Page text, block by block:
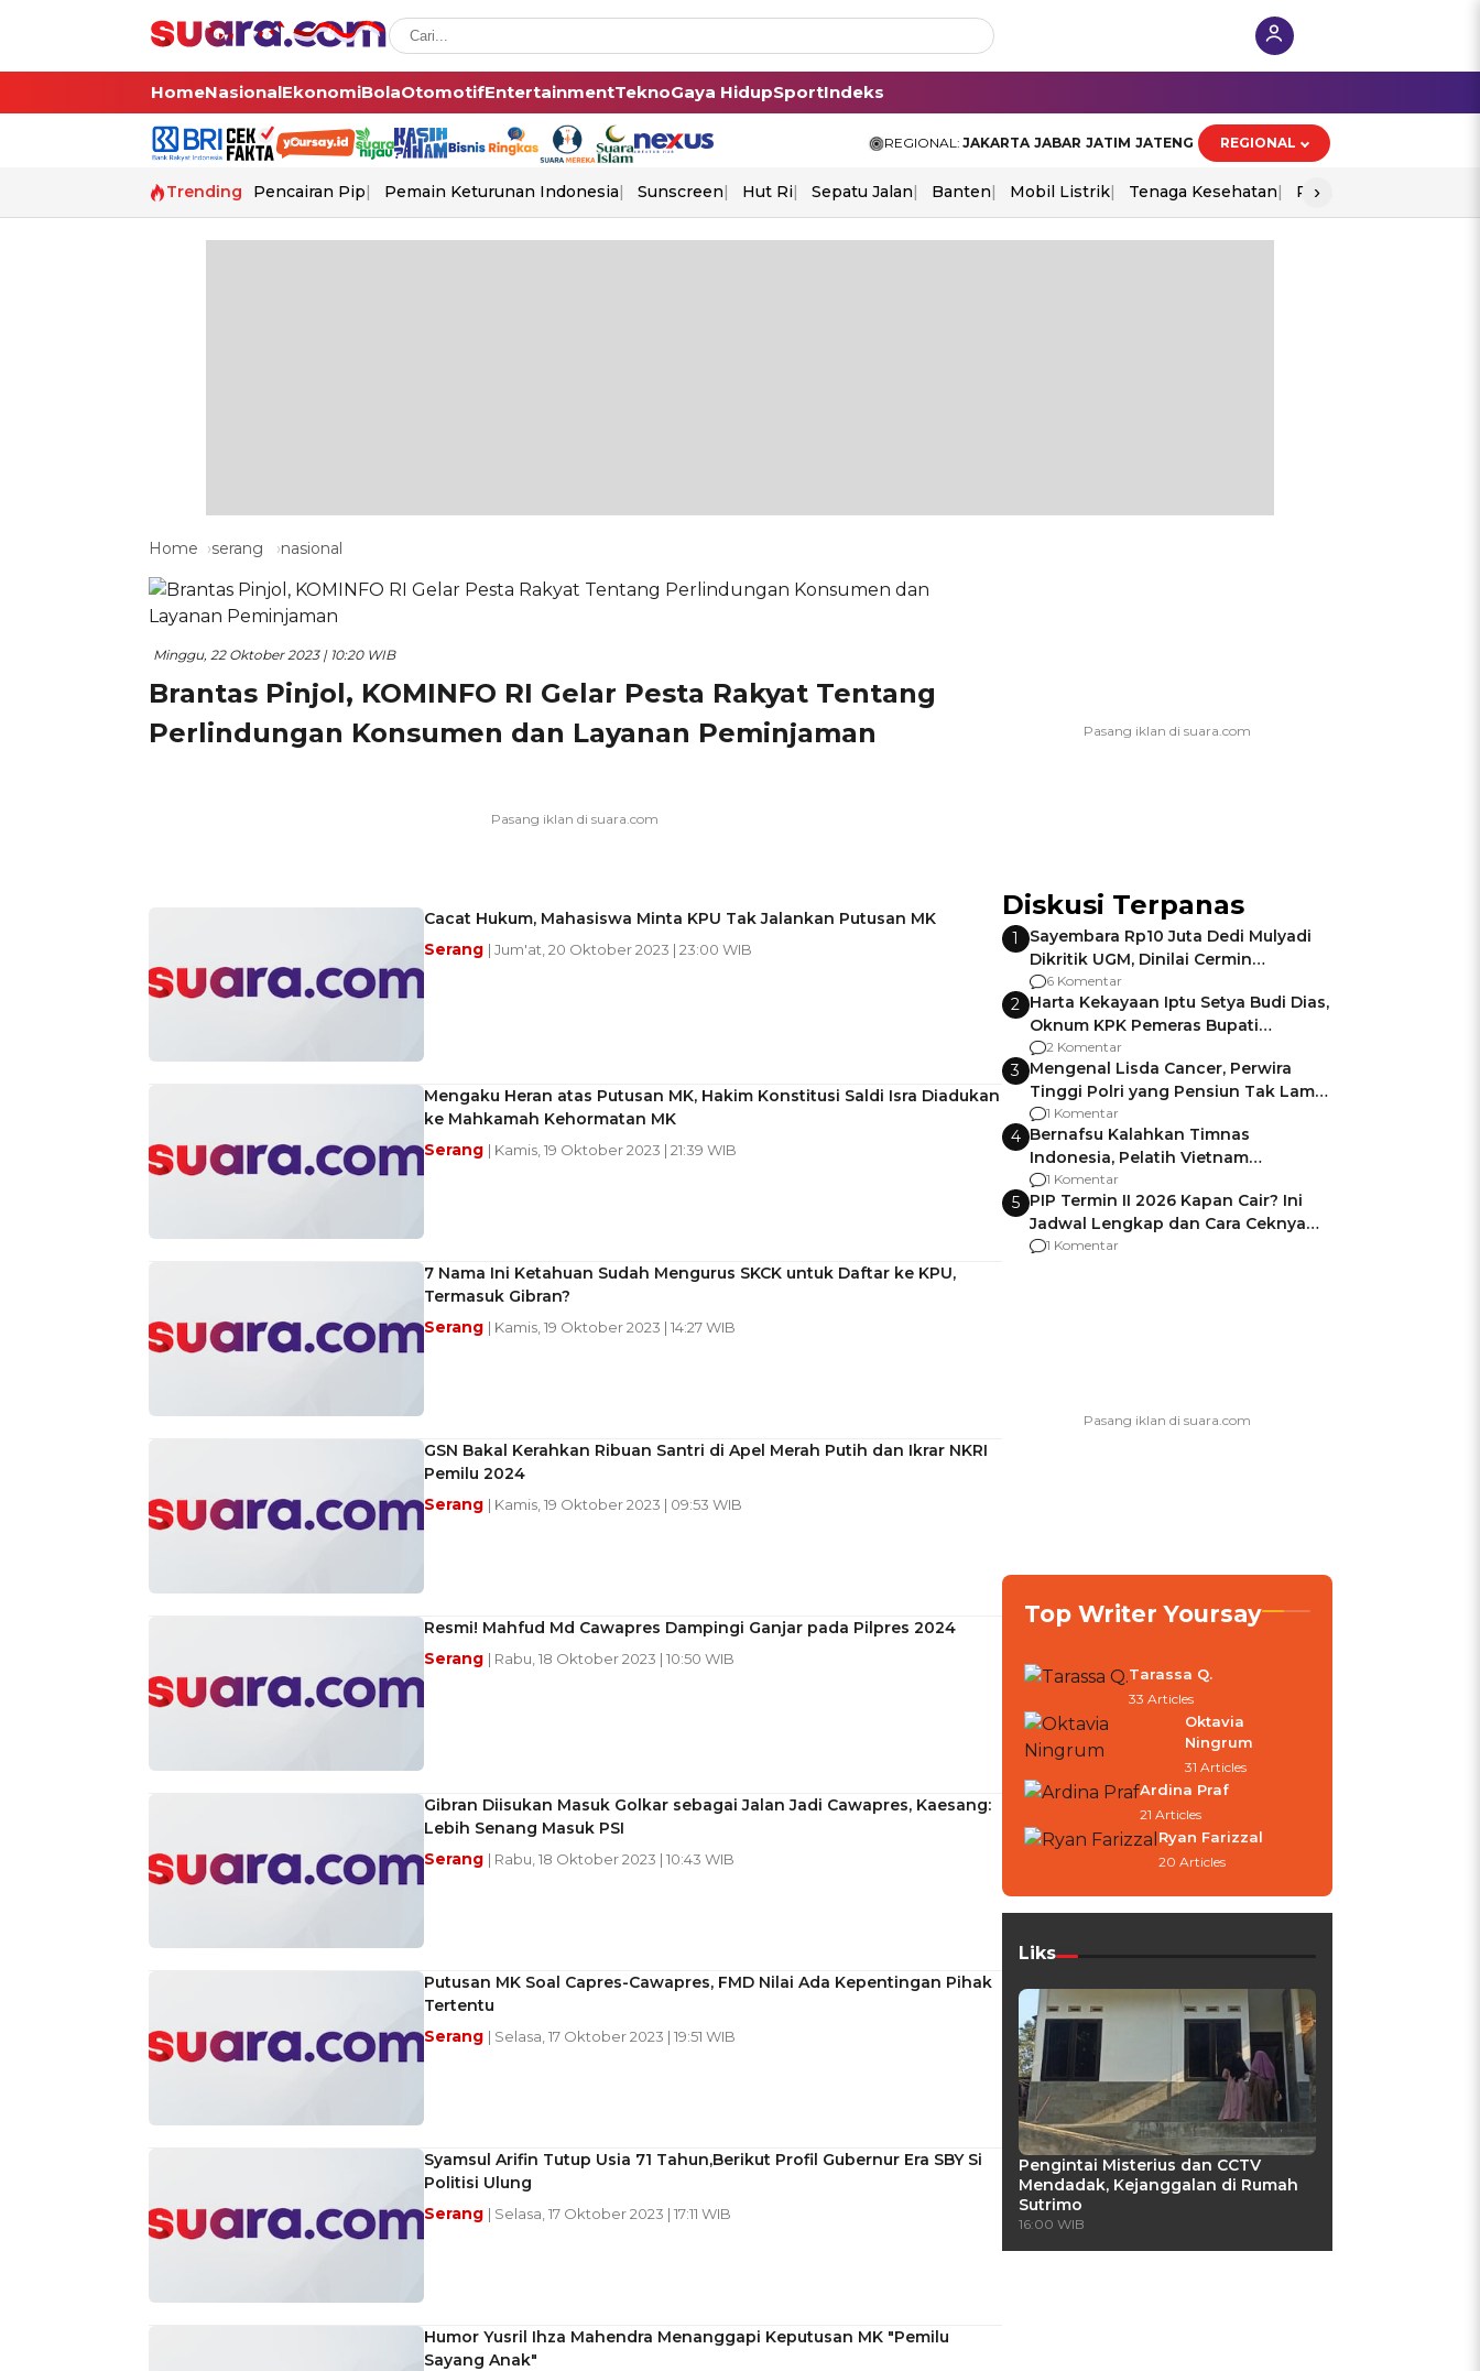
HomeNasionalEkonomiBolaOtomotifEntertainmentTeknoGaya HidupSportIndeks
REGIONAL: JAKARTA JABAR JATIM JATENG REGIONAL
Trending Pencairan Pip Pemain Keturunan Indonesia Sunscreen Hut Ri Sepatu Jalan Banten Mobil Listrik Tenaga Kesehatan Perang As-Iran
›
Home serang nasional
Minggu, 22 Oktober 2023 | 10:20 WIB
Brantas Pinjol, KOMINFO RI Gelar Pesta Rakyat Tentang
Perlindungan Konsumen dan Layanan Peminjaman
Cacat Hukum, Mahasiswa Minta KPU Tak Jalankan Putusan MK
Serang | Jum'at, 20 Oktober 2023 | 23:00 WIB
Mengaku Heran atas Putusan MK, Hakim Konstitusi Saldi Isra Diadukan
ke Mahkamah Kehormatan MK
Serang | Kamis, 19 Oktober 2023 | 21:39 WIB
7 Nama Ini Ketahuan Sudah Mengurus SKCK untuk Daftar ke KPU,
Termasuk Gibran?
Serang | Kamis, 19 Oktober 2023 | 14:27 WIB
GSN Bakal Kerahkan Ribuan Santri di Apel Merah Putih dan Ikrar NKRI
Pemilu 2024
Serang | Kamis, 19 Oktober 2023 | 09:53 WIB
Resmi! Mahfud Md Cawapres Dampingi Ganjar pada Pilpres 2024
Serang | Rabu, 18 Oktober 2023 | 10:50 WIB
Gibran Diisukan Masuk Golkar sebagai Jalan Jadi Cawapres, Kaesang:
Lebih Senang Masuk PSI
Serang | Rabu, 18 Oktober 2023 | 10:43 WIB
Putusan MK Soal Capres-Cawapres, FMD Nilai Ada Kepentingan Pihak
Tertentu
Serang | Selasa, 17 Oktober 2023 | 19:51 WIB
Syamsul Arifin Tutup Usia 71 Tahun,Berikut Profil Gubernur Era SBY Si
Politisi Ulung
Serang | Selasa, 17 Oktober 2023 | 17:11 WIB
Humor Yusril Ihza Mahendra Menanggapi Keputusan MK "Pemilu
Sayang Anak"
Diskusi Terpanas
1
Sayembara Rp10 Juta Dedi Mulyadi
Dikritik UGM, Dinilai Cermin
Gagalnya Negara Jamin Keamanan
6 Komentar
2 Harta Kekayaan Iptu Setya Budi Dias,
Oknum KPK Pemeras Bupati
Pemalang
2 Komentar
3 Mengenal Lisda Cancer, Perwira
Tinggi Polri yang Pensiun Tak Lama
Usai Jadi Brigjen
1 Komentar
4 Bernafsu Kalahkan Timnas
Indonesia, Pelatih Vietnam
Berencana Pakai Jimat di Pakansari
1 Komentar
5 PIP Termin II 2026 Kapan Cair? Ini
Jadwal Lengkap dan Cara Ceknya
agar Dana Tidak Hangus!
1 Komentar
Top Writer Yoursay
Tarassa Q.
33 Articles
Oktavia
Ningrum
31 Articles
Ardina Praf
21 Articles
Ryan Farizzal
20 Articles
Liks
Pengintai Misterius dan CCTV
Mendadak, Kejanggalan di Rumah
Sutrimo
16:00 WIB